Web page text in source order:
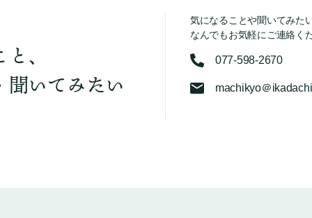
、
聞いてみたい
気になることや聞いてみた
なんでもお気軽にご連絡く
077-598-2670
machikyo＠